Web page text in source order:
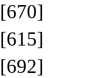
[670]
[615]
[692]